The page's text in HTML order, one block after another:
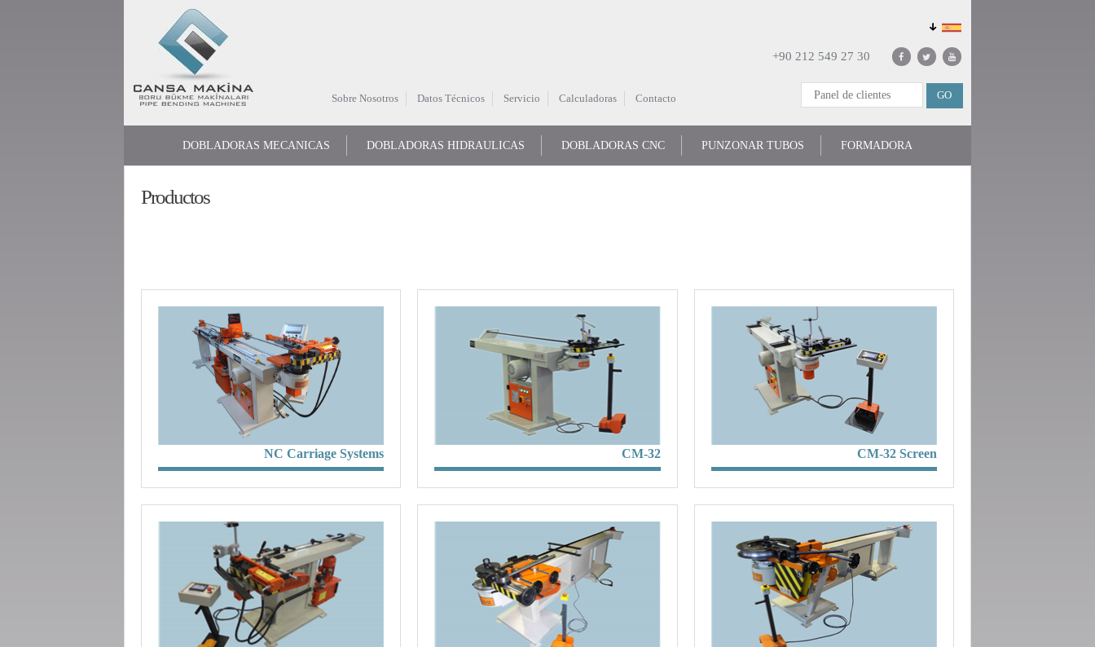
Sobre Nosotros Datos Técnicos Servicio Calculadoras Contacto
+90 212 549 27 30
DOBLADORAS MECANICAS DOBLADORAS HIDRAULICAS DOBLADORAS CNC PUNZONAR TUBOS FORMADORA
Productos
NC Carriage Systems CM-32 CM-32 Screen